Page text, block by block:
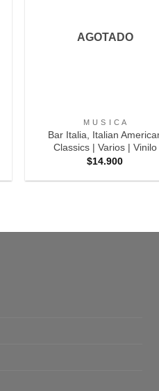
AGOTADO
M U S I C A
Bar Italia, Italian
Classics | Varios | Vinilo
$14.900